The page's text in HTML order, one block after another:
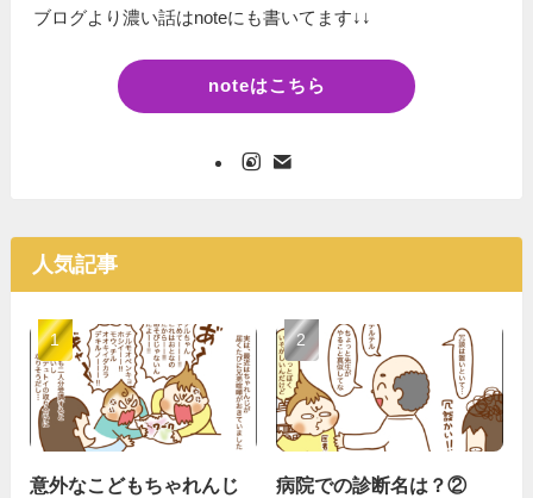
ブログより濃い話はnoteにも書いてます↓↓
noteはこちら
人気記事
意外なこどもちゃれんじ
病院での診断名は？②